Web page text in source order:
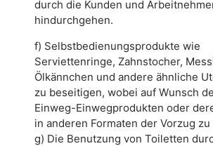
durch die Kunden und
hindurchgehen.
f) Selbstbedienungsprodukte wie
Serviettenringe, Zahnstocher,
Ölkännchen und andere ähnliche
zu beseitigen, wobei auf Wunsch
Einweg-Einwegprodukten oder
in anderen Formaten der Vorzug
g) Die Benutzung von Toiletten